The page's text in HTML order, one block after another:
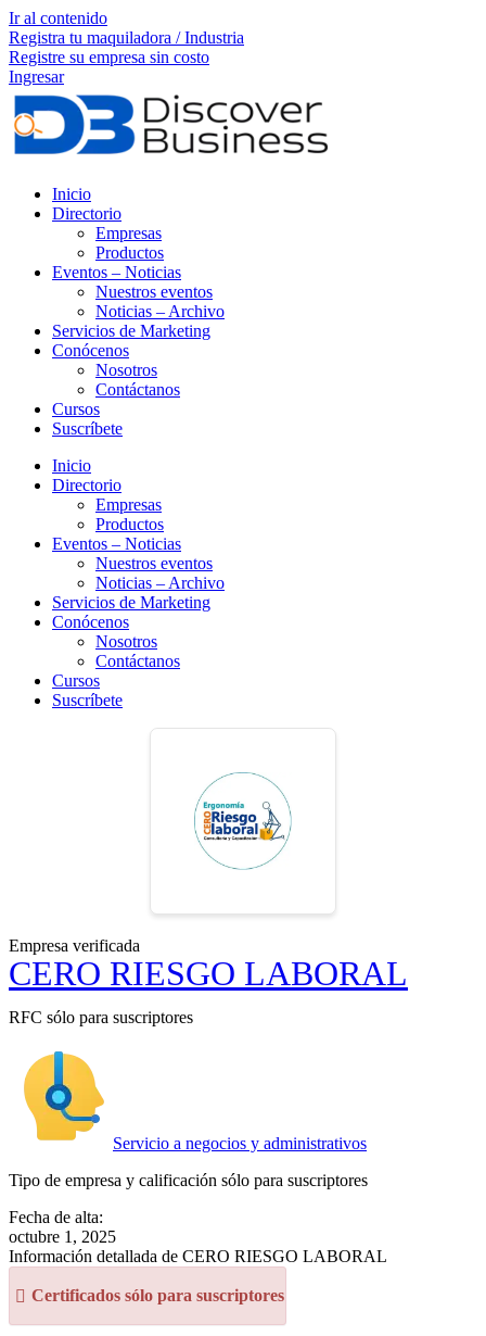
Ir al contenido
Registra tu maquiladora / Industria
Registre su empresa sin costo
Ingresar
Inicio
Directorio
Empresas
Productos
Eventos – Noticias
Nuestros eventos
Noticias – Archivo
Servicios de Marketing
Conócenos
Nosotros
Contáctanos
Cursos
Suscríbete
Inicio
Directorio
Empresas
Productos
Eventos – Noticias
Nuestros eventos
Noticias – Archivo
Servicios de Marketing
Conócenos
Nosotros
Contáctanos
Cursos
Suscríbete
Empresa verificada
CERO RIESGO LABORAL
RFC sólo para suscriptores
Servicio a negocios y administrativos
Tipo de empresa y calificación sólo para suscriptores
Fecha de alta:
octubre 1, 2025
Información detallada de CERO RIESGO LABORAL
Certificados sólo para suscriptores